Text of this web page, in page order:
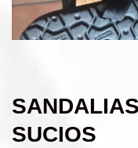
SUCIOS